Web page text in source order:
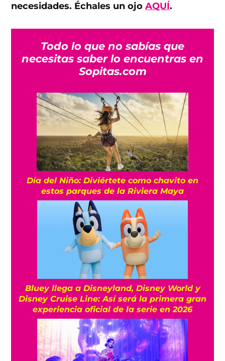
necesidades. Échales un ojoAQUÍ.
Todo lo que no sabías que
necesitas saber lo encuentras en
Sopitas.com
Día del Niño: Diviértete como chavito en
estos parques de la Riviera Maya
Bluey llega a Disneyland, Disney World y
Disney Cruise Line: Así será la primera gran
experiencia oficial de la serie en 2026